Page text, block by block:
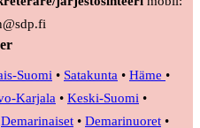
Suomi • Satakunta • Häme •
Karjala • Keski-Suomi •
Demarinaiset • Demarinuoret •